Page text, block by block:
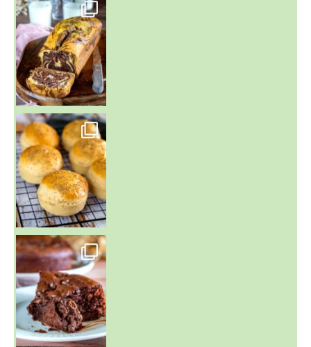
~ BUNS MAISON ~
Un peu de boulange par ici au
~ GÂTEAU FONDANT CHOCO NOISETTE ~
C'est lundi